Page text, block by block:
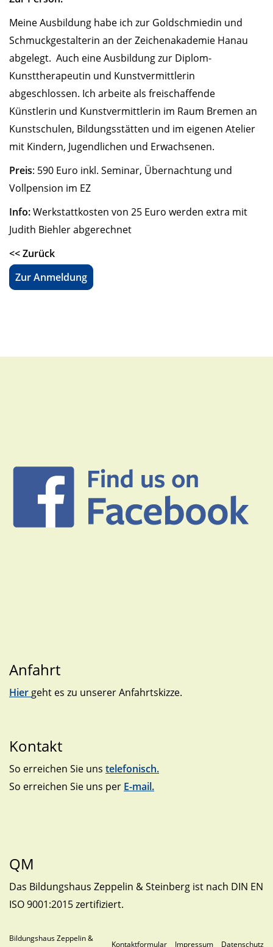
Meine Ausbildung habe ich zur Goldschmiedin und
Schmuckgestalterin an der Zeichenakademie Hanau
abgelegt. Auch eine Ausbildung zur Diplom-
Kunsttherapeutin und Kunstvermittlerin
abgeschlossen. Ich arbeite als freischaffende
Künstlerin und Kunstvermittlerin im Raum Bremen an
Kunstschulen, Bildungsstätten und im eigenen Atelier
mit Kindern, Jugendlichen und Erwachsenen.
Preis: 590 Euro inkl. Seminar, Übernachtung und
Vollpension im EZ
Info:Werkstattkosten von 25 Euro werden extra mit
Judith Biehler abgerechnet
<< Zurück
Zur Anmeldung
Anfahrt
Hier geht es zu unserer Anfahrtskizze.
Kontakt
So erreichen Sie uns telefonisch.
So erreichen Sie uns per E-mail.
QM
Das Bildungshaus Zeppelin & Steinberg ist nach DIN EN
ISO 9001:2015 zertifiziert.
Kontaktformular Impressum Datenschutz
Bildungshaus Zeppelin &